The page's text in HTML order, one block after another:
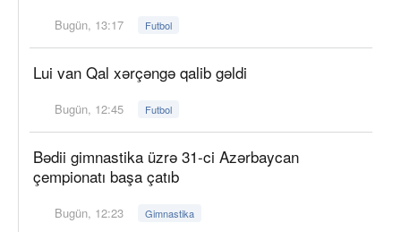
Bugün, 13:17 Futbol
Lui van Qal xərçəngə qalib gəldi
Bugün, 12:45 Futbol
Bədii gimnastika üzrə 31-ci Azərbaycan
çempionatı başa çatıb
Bugün, 12:23 Gimnastika